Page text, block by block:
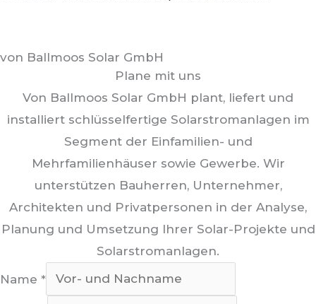
von Ballmoos Solar GmbH
Plane mit uns
Von Ballmoos Solar GmbH plant, liefert und
installiert schlüsselfertige Solarstromanlagen im
Segment der Einfamilien- und
Mehrfamilienhäuser sowie Gewerbe. Wir
unterstützen Bauherren, Unternehmer,
Architekten und Privatpersonen in der Analyse,
Planung und Umsetzung Ihrer Solar-Projekte und
Solarstromanlagen.
Name *